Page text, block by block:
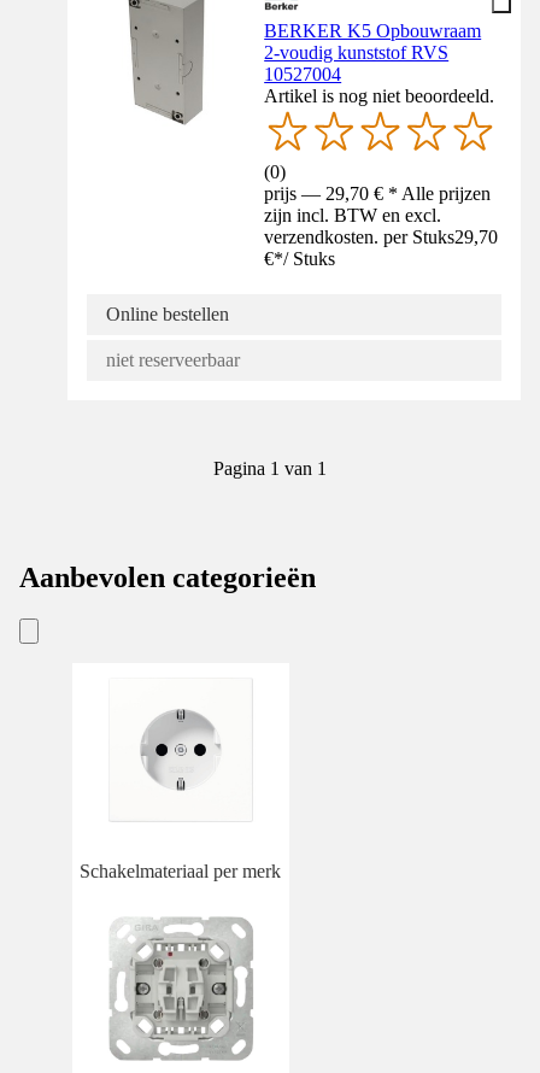
BERKER K5 Opbouwraam
2-voudig kunststof RVS
10527004
Artikel is nog niet beoordeeld.
(0)
prijs — 29,70 € * Alle prijzen
zijn incl. BTW en excl.
verzendkosten. per Stuks29,70
€*/ Stuks
Online bestellen
niet reserveerbaar
Pagina 1 van 1
Aanbevolen categorieën
Schakelmateriaal per merk